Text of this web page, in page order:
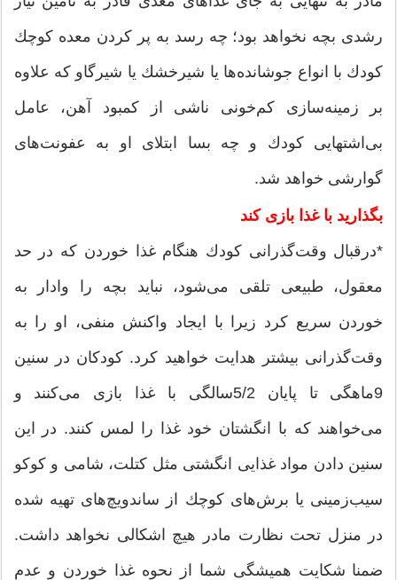
رشدی بچه نخواهد بود؛ چه رسد به پر كردن معده كوچك
كودك با انواع جوشانده‌ها یا شیرخشك یا شیرگاو كه علاوه
بر زمینه‌سازی كم‌خونی ناشی از كمبود آهن، عامل
بی‌اشتهایی كودك و چه بسا ابتلای او به عفونت‌های
گوارشی خواهد شد.
بگذارید با غذا بازی کند
*درقبال وقت‌گذرانی كودك هنگام غذا خوردن كه در حد
معقول، طبیعی تلقی می‌شود، نباید بچه را وادار به
خوردن سریع كرد زیرا با ایجاد واكنش منفی، او را به
وقت‌گذرانی بیشتر هدایت خواهید كرد. كودكان در سنین
9ماهگی تا پایان 5/2سالگی با غذا بازی می‌كنند و
می‌خواهند كه با انگشتان خود غذا را لمس كنند. در این
سنین دادن مواد غذایی انگشتی مثل كتلت، شامی و كوكو
سیب‌زمینی یا بر‌ش‌های كوچك از ساندویچ‌های تهیه شده
در منزل تحت نظارت مادر هیچ اشكالی نخواهد داشت.
ضمنا شكایت همیشگی شما از نحوه غذا خوردن و عدم